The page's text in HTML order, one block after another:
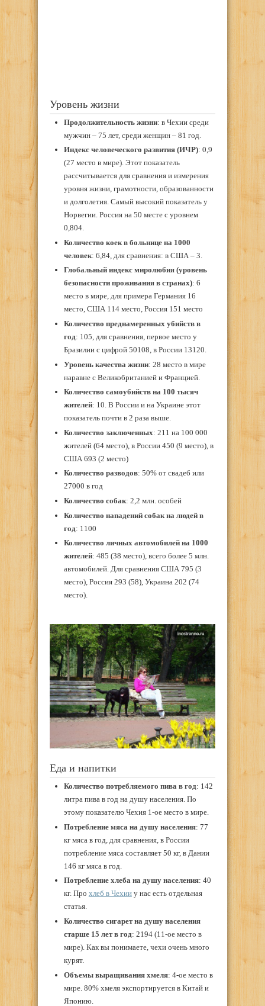
Уровень жизни
Продолжительность жизни: в Чехии среди
мужчин – 75 лет, среди женщин – 81 год.
Индекс человеческого развития (ИЧР): 0,9
(27 место в мире). Этот показатель
рассчитывается для сравнения и измерения
уровня жизни, грамотности, образованности
и долголетия. Самый высокий показатель у
Норвегии. Россия на 50 месте с уровнем
0,804.
Количество коек в больнице на 1000
человек: 6,84, для сравнения: в США – 3.
Глобальный индекс миролюбия (уровень
безопасности проживания в странах): 6
место в мире, для примера Германия 16
место, США 114 место, Россия 151 место
Количество преднамеренных убийств в
год: 105, для сравнения, первое место у
Бразилии с цифрой 50108, в России 13120.
Уровень качества жизни: 28 место в мире
наравне с Великобританией и Францией.
Количество самоубийств на 100 тысяч
жителей: 10. В России и на Украине этот
показатель почти в 2 раза выше.
Количество заключенных: 211 на 100 000
жителей (64 место), в России 450 (9 место), в
США 693 (2 место)
Количество разводов: 50% от свадеб или
27000 в год
Количество собак: 2,2 млн. особей
Количество нападений собак на людей в
год: 1100
Количество личных автомобилей на 1000
жителей: 485 (38 место), всего более 5 млн.
автомобилей. Для сравнения США 795 (3
место), Россия 293 (58), Украина 202 (74
место).
Еда и напитки
Количество потребляемого пива в год: 142
литра пива в год на душу населения. По
этому показателю Чехия 1-ое место в мире.
Потребление мяса на душу населения: 77
кг мяса в год, для сравнения, в России
потребление мяса составляет 50 кг, в Дании
146 кг мяса в год.
Потребление хлеба на душу населения: 40
кг. Про хлеб в Чехииу нас есть отдельная
статья.
Количество сигарет на душу населения
старше 15 лет в год: 2194 (11-ое место в
мире). Как вы понимаете, чехи очень много
курят.
Объемы выращивания хмеля: 4-ое место в
мире. 80% хмеля экспортируется в Китай и
Японию.